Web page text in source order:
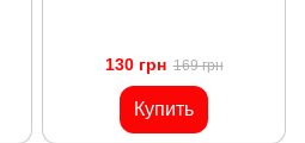
130 грн 169 грн
Купить